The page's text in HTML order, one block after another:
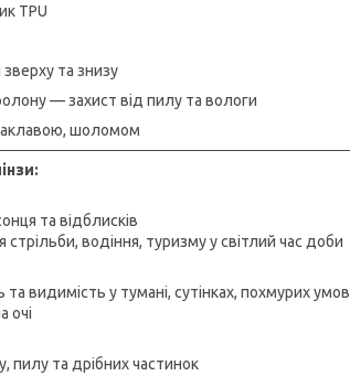
TPU
та знизу
— захист від пилу та вологи
шоломом
та відблисків
водіння, туризму у світлий час доби
видимість у тумані, сутінках, похмурих
очі
пилу та дрібних частинок